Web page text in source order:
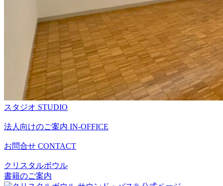
スタジオ STUDIO
法人向けのご案内 IN-OFFICE
お問合せ CONTACT
クリスタルボウル
書籍のご案内